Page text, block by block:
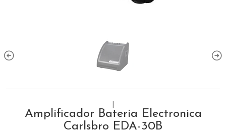
Amplificador Bateria Electronica
Carlsbro EDA-30B